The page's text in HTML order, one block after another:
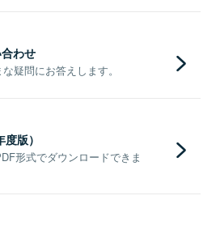
わせ
疑問にお答えします。
版）
形式でダウンロードできま